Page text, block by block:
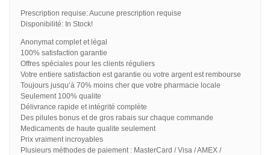
Prescription requise: Aucune prescription requise
Disponibilité: In Stock!
Anonymat complet et légal
100% satisfaction garantie
Offres spéciales pour les clients réguliers
Votre entiere satisfaction est garantie ou votre argent est rembourse
Toujours jusqu’à 70% moins cher que votre pharmacie locale
Seulement 100% qualite
Délivrance rapide et intégrité complète
Des pilules bonus et de gros rabais sur chaque commande
Medicaments de haute qualite seulement
Prix vraiment incroyables
Plusieurs méthodes de paiement : MasterCard / Visa / AMEX /